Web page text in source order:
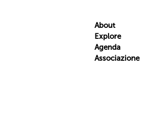
About
Explore
Agenda
Associazione